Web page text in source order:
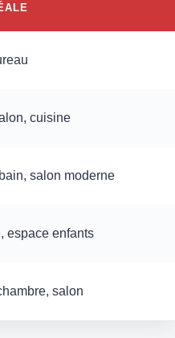
cuisine
salon moderne
espace enfants
salon